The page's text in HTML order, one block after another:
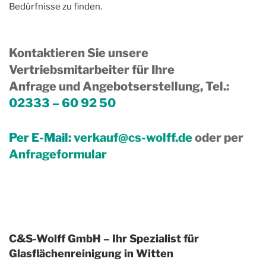
Bedürfnisse zu finden.
Kontaktieren Sie unsere
Vertriebsmitarbeiter für Ihre
Anfrage und Angebotserstellung, Tel.:
02333 – 60 92 50
Per E-Mail:verkauf@cs-wolff.deoder per
Anfrageformular
C&S-Wolff GmbH – Ihr Spezialist für
Glasflächenreinigung in Witten